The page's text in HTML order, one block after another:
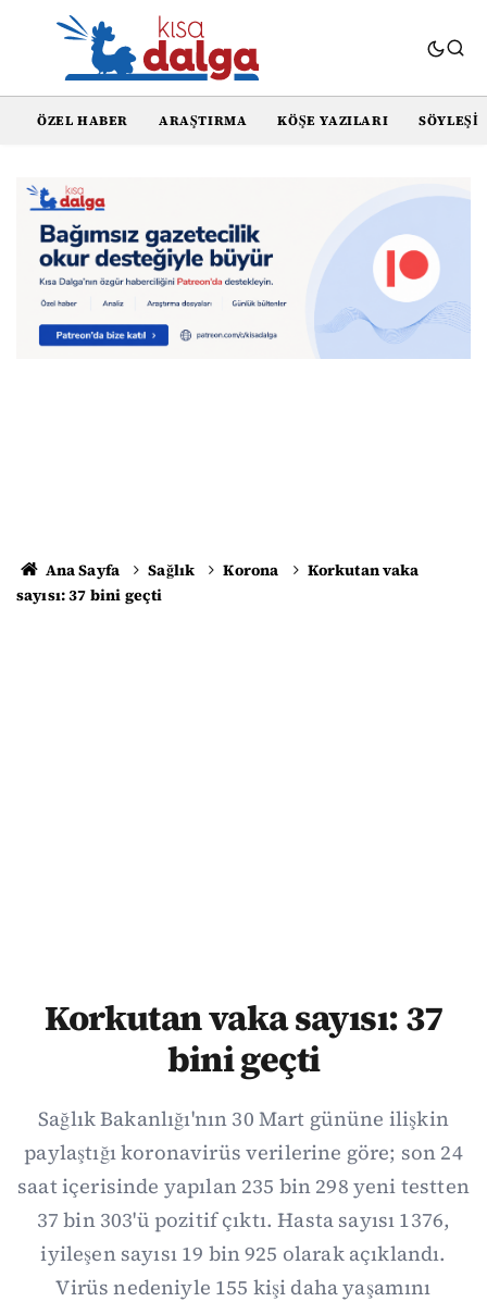
ÖZEL HABER ARAŞTIRMA KÖŞE YAZILARI SÖYLEŞI
Ana Sayfa Sağlık Korona
Korkutan vaka
sayısı: 37 bini geçti
Korkutan vaka sayısı: 37
bini geçti
Sağlık Bakanlığı'nın 30 Mart gününe ilişkin
paylaştığı koronavirüs verilerine göre; son 24
saat içerisinde yapılan 235 bin 298 yeni testten
37 bin 303'ü pozitif çıktı. Hasta sayısı 1376,
iyileşen sayısı 19 bin 925 olarak açıklandı.
Virüs nedeniyle 155 kişi daha yaşamını